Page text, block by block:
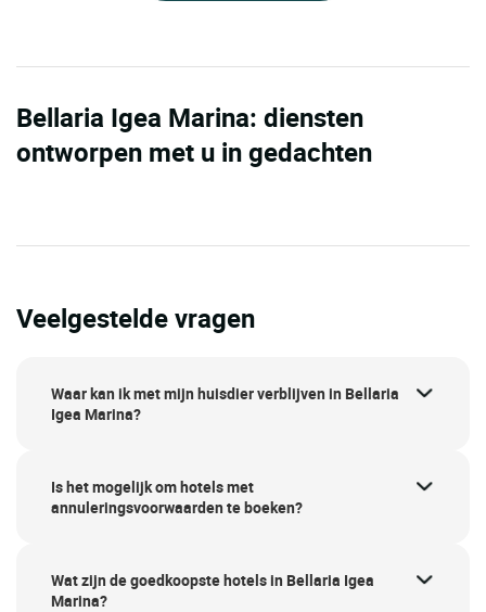
Bellaria Igea Marina: diensten
ontworpen met u in gedachten
Veelgestelde vragen
Waar kan ik met mijn huisdier verblijven in Bellaria
Igea Marina?
Is het mogelijk om hotels met
annuleringsvoorwaarden te boeken?
Wat zijn de goedkoopste hotels in Bellaria Igea
Marina?